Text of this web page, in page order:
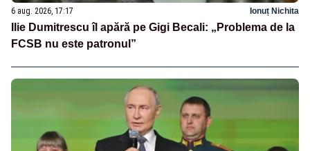
6 aug. 2026, 17:17 Ionuț Nichita
Ilie Dumitrescu îl apără pe Gigi Becali: „Problema de la
FCSB nu este patronul”